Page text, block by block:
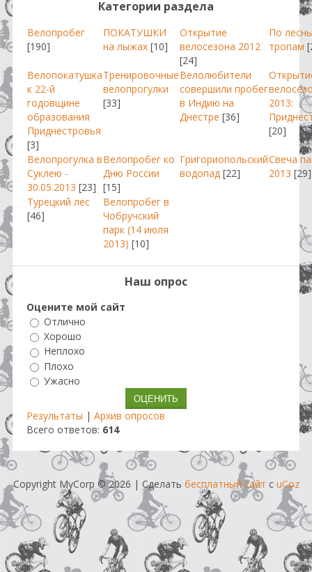
Категории раздела
Велопробег
[190]
ПОКАТУШКИ
на лыжах [10]
Открытие
велосезона 2012
[24]
По
тропам
Велопокатушка
к 22-й
годовщине
образования
Приднестровья
[3]
Тренировочные
велопрогулки
[33]
Велолюбители
совершили пробег
в Индию на
Днестре [36]
2013:
[20]
Велопрогулка в
Суклею -
30.05.2013 [23]
Велопробег ко
Дню России
[15]
Григориопольский
водопад [22]
Свеча
2013 [29]
Турецкий лес
[46]
Велопробег в
Чобручский
парк (14 июля
2013) [10]
Наш опрос
Оцените мой сайт
Отлично
Хорошо
Неплохо
Плохо
Ужасно
Результаты | Архив опросов
Всего ответов: 614
Copyright MyCorp © 2026 | Сделать бесплатный сайт с uCoz